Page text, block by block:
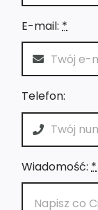
E-mail:*
Telefon:
Wiadomość: *